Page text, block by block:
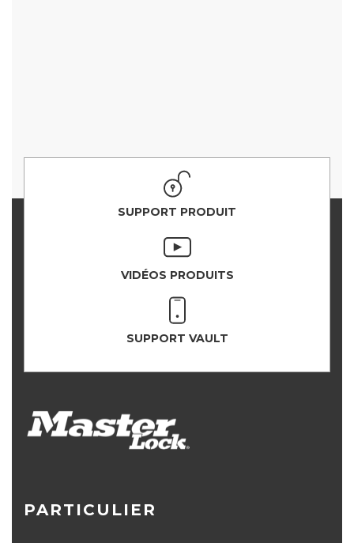
SUPPORT PRODUIT
VIDÉOS PRODUITS
SUPPORT VAULT
PARTICULIER